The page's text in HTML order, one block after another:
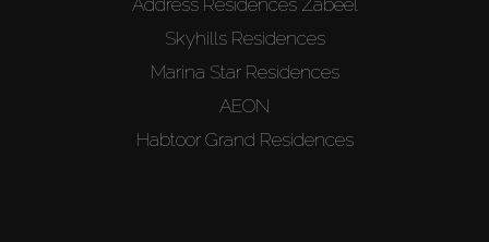
Address Residences Zabeel
Skyhills Residences
Marina Star Residences
AEON
Habtoor Grand Residences